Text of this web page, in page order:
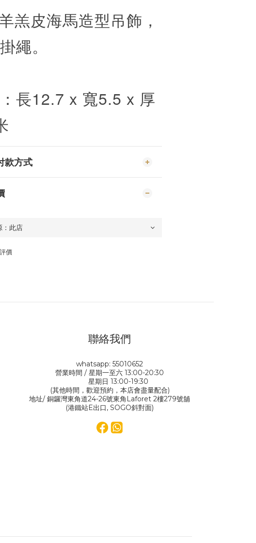
羔皮海馬造型吊飾，
繩。
長12.7 x 寬5.5 x 厚
款方式
價
聯絡我們
whatsapp: 55010652
營業時間 / 星期一至六 13:00-20:30
星期日 13:00-19:30
(其他時間，歡迎預約，本店會盡量配合)
地址/ 銅鑼灣東角道24-26號東角Laforet 2樓279號舖
(港鐵站E出口, SOGO斜對面)